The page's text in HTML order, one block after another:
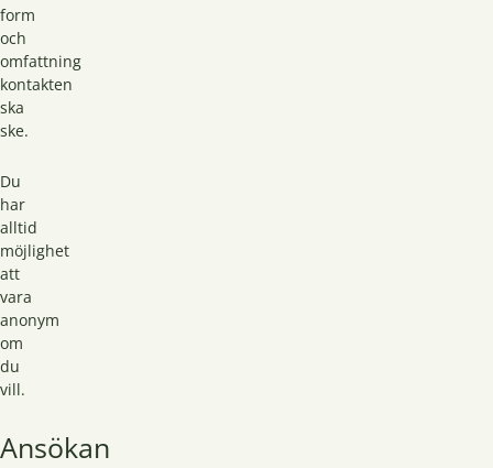
form
och
omfattning
kontakten
ska
ske.
Du
har
alltid
möjlighet
att
vara
anonym
om
du
vill.
Ansökan